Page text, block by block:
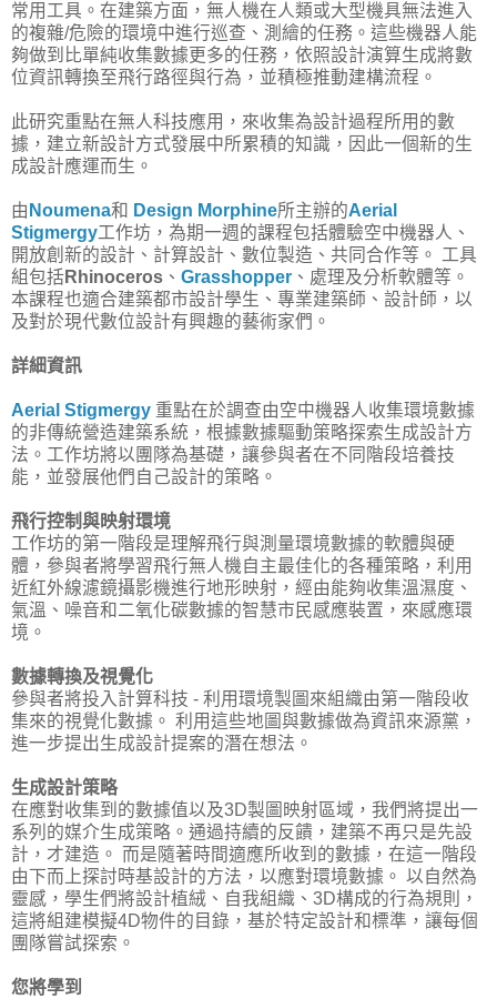
常用工具。在建築方面，無人機在人類或大型機具無法進入
的複雜/危險的環境中進行巡查、測繪的任務。這些機器人能
夠做到比單純收集數據更多的任務，依照設計演算生成將數
位資訊轉換至飛行路徑與行為，並積極推動建構流程。
此研究重點在無人科技應用，來收集為設計過程所用的數
據，建立新設計方式發展中所累積的知識，因此一個新的生
成設計應運而生。
由 Noumena和 Design Morphine所主辦的Aerial
Stigmergy工作坊，為期一週的課程包括體驗空中機器人、
開放創新的設計、計算設計、數位製造、共同合作等。 工具
組包括Rhinoceros 、 Grasshopper 、處理及分析軟體等。
本課程也適合建築都市設計學生、專業建築師、設計師，以
及對於現代數位設計有興趣的藝術家們。
詳細資訊
Aerial Stigmergy 重點在於調查由空中機器人收集環境數據
的非傳統營造建築系統，根據數據驅動策略探索生成設計方
法。工作坊將以團隊為基礎，讓參與者在不同階段培養技
能，並發展他們自己設計的策略。
飛行控制與映射環境
工作坊的第一階段是理解飛行與測量環境數據的軟體與硬
體，參與者將學習飛行無人機自主最佳化的各種策略，利用
近紅外線濾鏡攝影機進行地形映射，經由能夠收集溫濕度、
氣溫、噪音和二氧化碳數據的智慧市民感應裝置，來感應環
境。
數據轉換及視覺化
參與者將投入計算科技 - 利用環境製圖來組織由第一階段收
集來的視覺化數據。 利用這些地圖與數據做為資訊來源黨，
進一步提出生成設計提案的潛在想法。
生成設計策略
在應對收集到的數據值以及3D製圖映射區域，我們將提出一
系列的媒介生成策略。通過持續的反饋，建築不再只是先設
計，才建造。 而是隨著時間適應所收到的數據，在這一階段
由下而上探討時基設計的方法，以應對環境數據。 以自然為
靈感，學生們將設計植絨、自我組織、3D構成的行為規則，
這將組建模擬4D物件的目錄，基於特定設計和標準，讓每個
團隊嘗試探索。
您將學到